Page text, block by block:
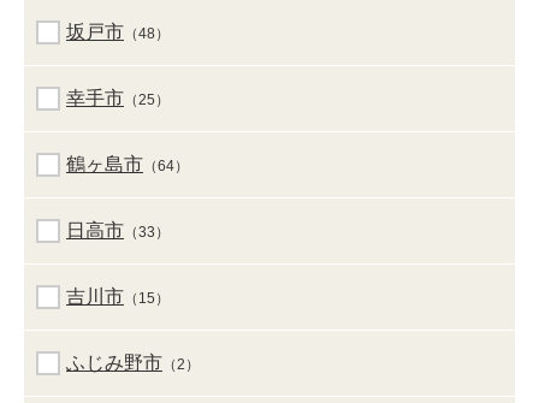
坂戸市 （48）
幸手市 （25）
鶴ヶ島市 （64）
日高市 （33）
吉川市 （15）
ふじみ野市 （2）